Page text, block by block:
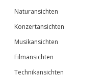
Naturansichten
Konzertansichten
Musikansichten
Filmansichten
Technikansichten